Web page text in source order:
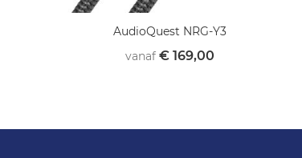
AudioQuest NRG-Y3
vanaf € 169,00